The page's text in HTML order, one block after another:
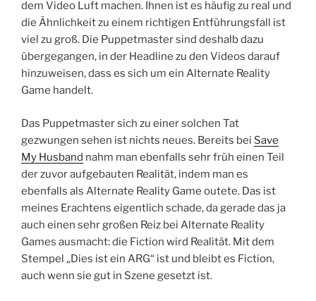
dem Video Luft machen. Ihnen ist es häufig zu real und
die Ähnlichkeit zu einem richtigen Entführungsfall ist
viel zu groß. Die Puppetmaster sind deshalb dazu
übergegangen, in der Headline zu den Videos darauf
hinzuweisen, dass es sich um ein Alternate Reality
Game handelt.
Das Puppetmaster sich zu einer solchen Tat
gezwungen sehen ist nichts neues. Bereits bei Save
My Husband nahm man ebenfalls sehr früh einen Teil
der zuvor aufgebauten Realität, indem man es
ebenfalls als Alternate Reality Game outete. Das ist
meines Erachtens eigentlich schade, da gerade das ja
auch einen sehr großen Reiz bei Alternate Reality
Games ausmacht: die Fiction wird Realität. Mit dem
Stempel „Dies ist ein ARG“ ist und bleibt es Fiction,
auch wenn sie gut in Szene gesetzt ist.